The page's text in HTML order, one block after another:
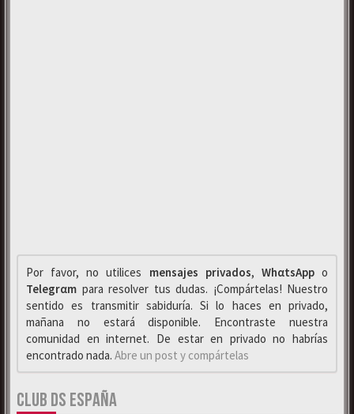
Por favor, no utilices mensajes privados, WhαtsAppo
Telegrαm para resolver tus dudas. ¡Compártelas! Nuestro
sentido es transmitir sabiduría. Si lo haces en privado,
mañana no estará disponible. Encontraste nuestra
comunidad en internet. De estar en privado no habrías
encontrado nada. Abre un post y compártelas
CLUB DS ESPAÑA